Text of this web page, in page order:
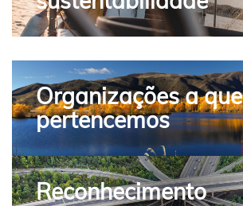
Organizações a que
pertencemos
Reconhecimento